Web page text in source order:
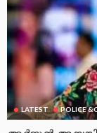
LATEST POLICE